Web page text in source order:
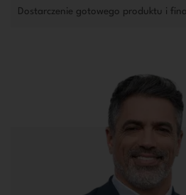
Dostarczenie gotowego produktu i